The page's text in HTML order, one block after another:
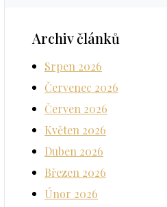
Archiv článků
Srpen 2026
Červenec 2026
Červen 2026
Květen 2026
Duben 2026
Březen 2026
Únor 2026